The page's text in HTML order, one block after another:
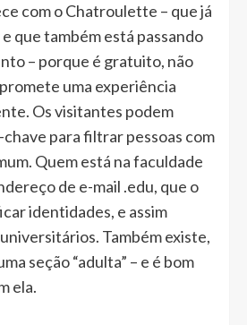
com o Chatroulette – que já
que também está passando
– porque é gratuito, não
uma experiência
Os visitantes podem
para filtrar pessoas com
Quem está na faculdade
de e-mail .edu, que o
identidades, e assim
Também existe,
seção “adulta” – e é bom
ela.